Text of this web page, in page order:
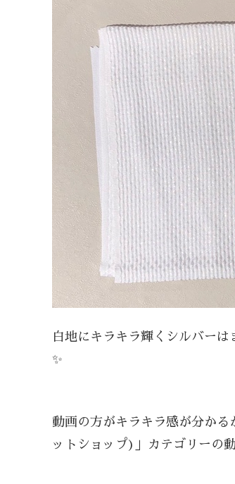
白地にキラキラ輝くシルバー
✨
動画の方がキラキラ感が分か
ットショップ)」カテゴリーの